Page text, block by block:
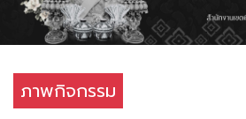
ภาพกิจกรรม